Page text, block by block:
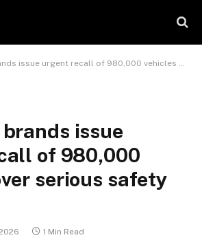
urgent recall of 980,000 vehicles over serious safety fears
issue
of 980,000
serious safety
1 Min Read